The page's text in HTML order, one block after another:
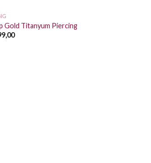
Gold Titanyum Piercing
Şu